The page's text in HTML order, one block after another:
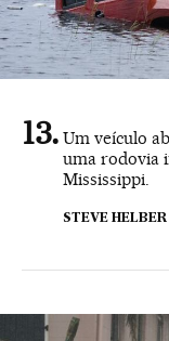
Um veículo
uma rodovia
Mississippi.
STEVE